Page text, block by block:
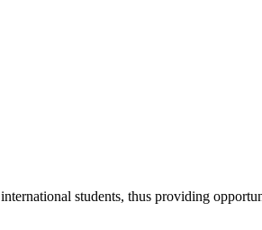
students, thus providing